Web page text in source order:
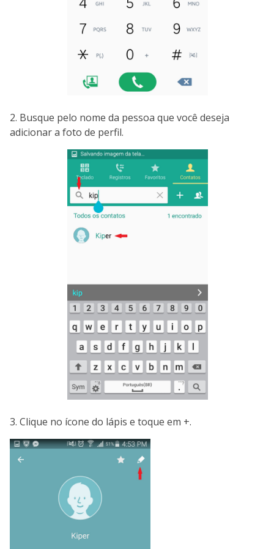
2. Busque pelo nome da pessoa que você deseja
adicionar a foto de perfil.
3. Clique no ícone do lápis e toque em +.